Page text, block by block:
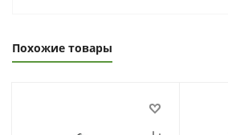
Похожие товары